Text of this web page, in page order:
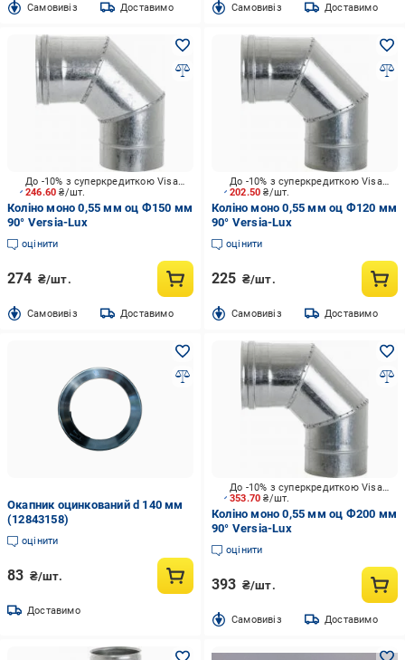
Cамовивіз Доставимо Cамовивіз Доставимо
246.60₴/шт.
До -10% з суперкредиткою Visa Вигода
Коліно моно 0,55 мм оц Ф150 мм
90° Versia-Lux
оцінити
274 ₴/шт.
Cамовивіз Доставимо
202.50₴/шт.
До -10% з суперкредиткою Visa Вигода
Коліно моно 0,55 мм оц Ф120 мм
90° Versia-Lux
оцінити
225 ₴/шт.
Cамовивіз Доставимо
Окапник оцинкований d 140 мм
(12843158)
оцінити
83 ₴/шт.
Доставимо
353.70₴/шт.
До -10% з суперкредиткою Visa Вигода
Коліно моно 0,55 мм оц Ф200 мм
90° Versia-Lux
оцінити
393 ₴/шт.
Cамовивіз Доставимо